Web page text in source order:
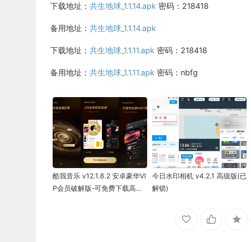
下载地址： 共生地球_1.1.14.apk 密码：218418
备用地址： 共生地球_1.1.14.apk
下载地址： 共生地球_1.1.11.apk 密码：218418
备用地址： 共生地球_1.1.11.apk 密码：nbfg
酷我音乐 v12.1.8.2 安卓豪华VI
P会员破解版-可免费下载高品
今日水印相机 v4.2.1 高级版(已
解锁)